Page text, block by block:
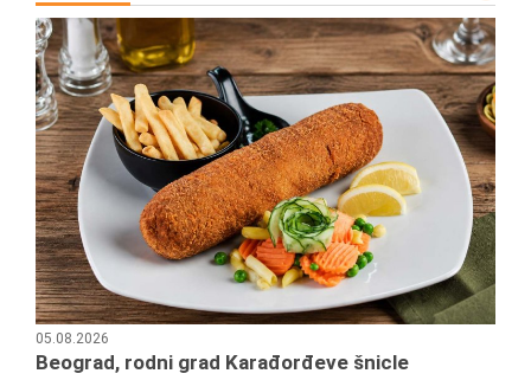
05.08.2026
Beograd, rodni grad Karađorđeve šnicle